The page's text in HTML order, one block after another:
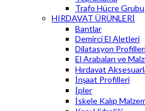
Trafo Hücre Grubu
HIRDAVAT ÜRÜNLERİ
Bantlar
Demirci El Aletleri
Dilatasyon
El Arabaları ve
Hırdavat
İnşaat Profilleri
İpler
İskele Kalıp